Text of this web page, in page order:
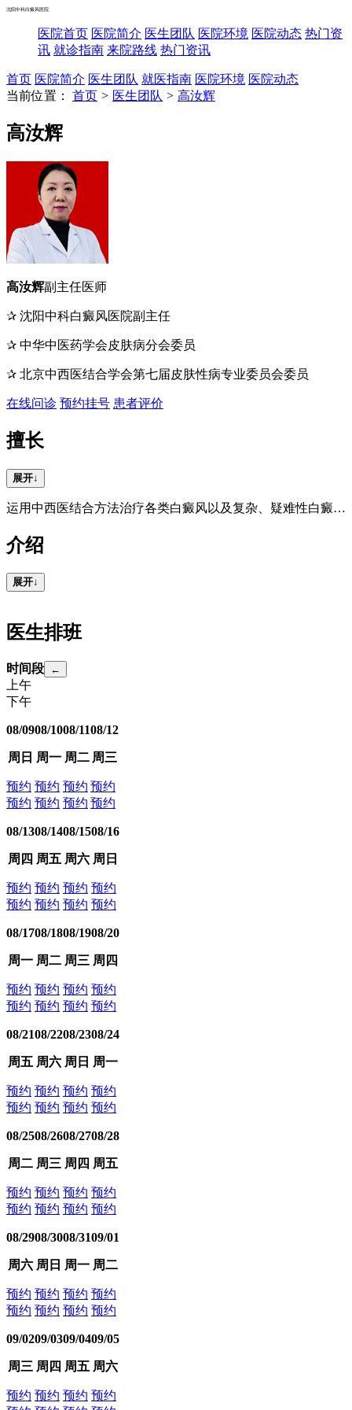
沈阳中科白癜风医院
医院首页 医院简介 医生团队 医院环境 医院动态 热门资
讯 就诊指南 来院路线 热门资讯
首页 医院简介 医生团队 就医指南 医院环境 医院动态
当前位置： 首页 > 医生团队 > 高汝辉
高汝辉
高汝辉副主任医师
✰ 沈阳中科白癜风医院副主任
✰ 中华中医药学会皮肤病分会委员
✰ 北京中西医结合学会第七届皮肤性病专业委员会委员
在线问诊 预约挂号 患者评价
擅长
展开↓
运用中西医结合方法治疗各类白癜风以及复杂、疑难性白癜风。
介绍
展开↓
医生排班
时间段 ←
上午
下午
08/09
周日
08/10
周一
08/11
周二
08/12
周三
预约 预约 预约 预约
预约 预约 预约 预约
08/13
周四
08/14
周五
08/15
周六
08/16
周日
预约 预约 预约 预约
预约 预约 预约 预约
08/17
周一
08/18
周二
08/19
周三
08/20
周四
预约 预约 预约 预约
预约 预约 预约 预约
08/21
周五
08/22
周六
08/23
周日
08/24
周一
预约 预约 预约 预约
预约 预约 预约 预约
08/25
周二
08/26
周三
08/27
周四
08/28
周五
预约 预约 预约 预约
预约 预约 预约 预约
08/29
周六
08/30
周日
08/31
周一
09/01
周二
预约 预约 预约 预约
预约 预约 预约 预约
09/02
周三
09/03
周四
09/04
周五
09/05
周六
预约 预约 预约 预约